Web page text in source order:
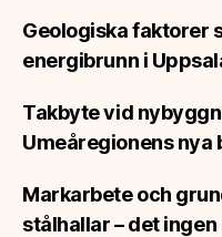
Geologiska faktorer
energibrunn i
Takbyte vid
Umeåregionens nya
Markarbete och
stålhallar – det